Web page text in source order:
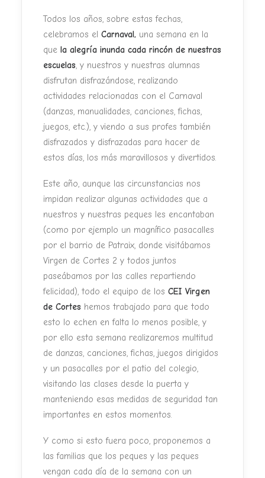
Todos los años, sobre estas fechas,
celebramos el Carnaval, una semana en la
que la alegría inunda cada rincón de nuestras
escuelas, y nuestros y nuestras alumnas
disfrutan disfrazándose, realizando
actividades relacionadas con el Carnaval
(danzas, manualidades, canciones, fichas,
juegos, etc.), y viendo a sus profes también
disfrazados y disfrazadas para hacer de
estos días, los más maravillosos y divertidos.
Este año, aunque las circunstancias nos
impidan realizar algunas actividades que a
nuestros y nuestras peques les encantaban
(como por ejemplo un magnífico pasacalles
por el barrio de Patraix, donde visitábamos
Virgen de Cortes 2 y todos juntos
paseábamos por las calles repartiendo
felicidad), todo el equipo de los CEI Virgen
de Cortes hemos trabajado para que todo
esto lo echen en falta lo menos posible, y
por ello esta semana realizaremos multitud
de danzas, canciones, fichas, juegos dirigidos
y un pasacalles por el patio del colegio,
visitando las clases desde la puerta y
manteniendo esas medidas de seguridad tan
importantes en estos momentos.
Y como si esto fuera poco, proponemos a
las familias que los peques y las peques
vengan cada día de la semana con un